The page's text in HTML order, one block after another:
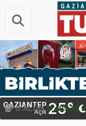
G.ALTIN 6,495.35 ₺
GAZIANTEP
Açık 25°